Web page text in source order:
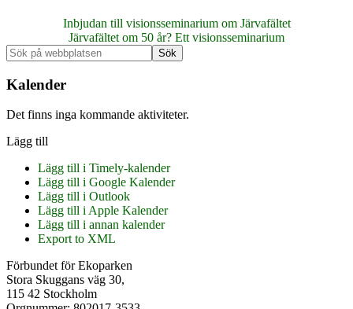
Inbjudan till visionsseminarium om Järvafältet
Järvafältet om 50 år? Ett visionsseminarium
Primärt
sidofält
Sök
på
webbplatsen
Kalender
Det finns inga kommande aktiviteter.
Lägg till
Lägg till i Timely-kalender
Lägg till i Google Kalender
Lägg till i Outlook
Lägg till i Apple Kalender
Lägg till i annan kalender
Export to XML
Footer
Förbundet för Ekoparken
Stora Skuggans väg 30,
115 42 Stockholm